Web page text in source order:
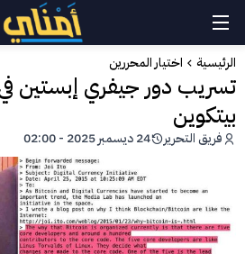
الرئيسية اختيار المحررين
تسريب دور جيفري إبستين
بيتكوين
فريق التحرير 24 ديسمبر 2025 - 02:00